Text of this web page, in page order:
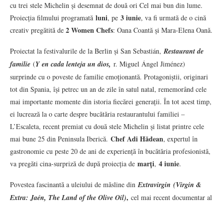
cu trei stele Michelin și desemnat de două ori Cel mai bun din lume.
Proiecția filmului programată luni, pe 3 iunie, va fi urmată de o cină
creativ pregătită de 2 Women Chefs: Oana Coantă și Mara-Elena Oană.
Proiectat la festivalurile de la Berlin și San Sebastián,Restaurant de
familie (Y en cada lenteja un dios, r. Miguel Ángel Jiménez)
surprinde cu o poveste de familie emoționantă. Protagoniștii, originari
tot din Spania, își petrec un an de zile în satul natal, rememorând cele
mai importante momente din istoria fiecărei generații. În tot acest timp,
ei lucrează la o carte despre bucătăria restaurantului familiei –
L’Escaleta, recent premiat cu două stele Michelin și listat printre cele
mai bune 25 din Peninsula Iberică. Chef Adi Hădean, expertul în
gastronomie cu peste 20 de ani de experiență în bucătăria profesionistă,
va pregăti cina-surpriză de după proiecția de marți, 4 iunie.
Povestea fascinantă a uleiului de măsline dinExtravirgin (Virgin &
Extra: Jaén, The Land of the Olive Oil), cel mai recent documentar al